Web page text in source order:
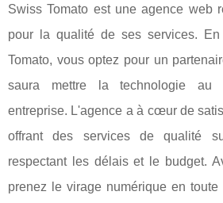
Swiss Tomato est une agence web
pour la qualité de ses services. En
Tomato, vous optez pour un
saura mettre la technologie au
entreprise. L'agence a à cœur de
offrant des services de qualité
respectant les délais et le budget.
prenez le virage numérique en toute